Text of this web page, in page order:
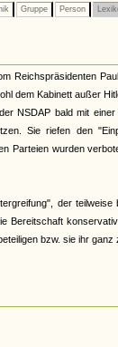
Gruppe Person
Reichspräsidenten
dem Kabinett außer
NSDAP bald mit
Sie riefen den
Parteien wurden
der
Bereitschaft
bzw. sie ihr ganz